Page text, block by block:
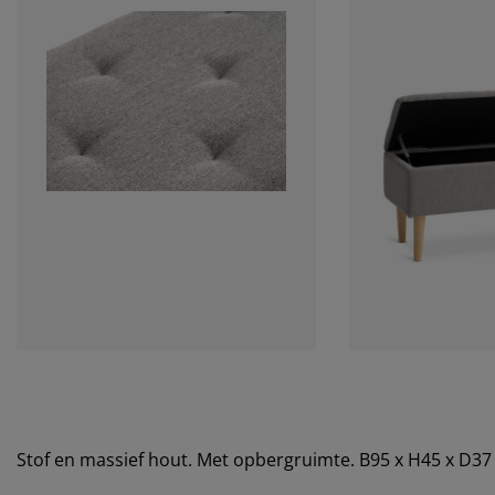
Stof en massief hout. Met opbergruimte. B95 x H45 x